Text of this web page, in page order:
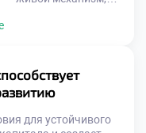
сеть. Без их
свободное
стандартов и
[…]
для устойчивого